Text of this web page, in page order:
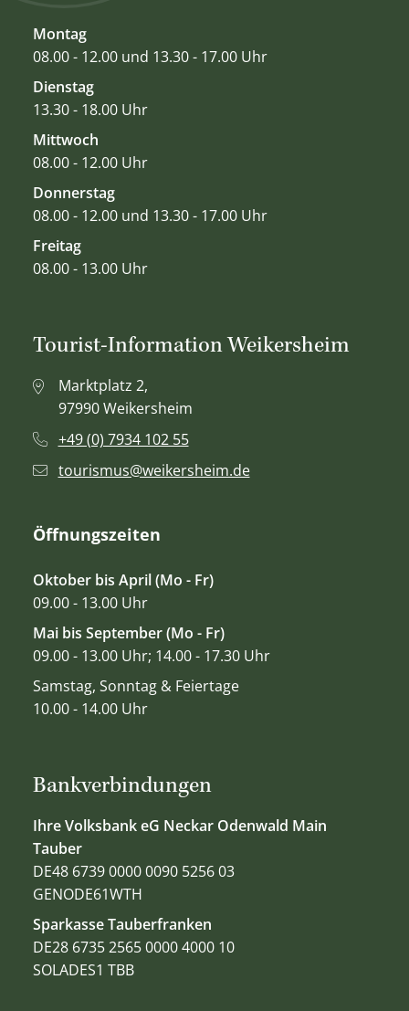
Montag
08.00 - 12.00 und 13.30 - 17.00 Uhr
Dienstag
13.30 - 18.00 Uhr
Mittwoch
08.00 - 12.00 Uhr
Donnerstag
08.00 - 12.00 und 13.30 - 17.00 Uhr
Freitag
08.00 - 13.00 Uhr
Bankverbindungen
Ihre Volksbank eG Neckar Odenwald Main
Tauber
DE48 6739 0000 0090 5256 03
GENODE61WTH
Sparkasse Tauberfranken
DE28 6735 2565 0000 4000 10
SOLADES1 TBB
Tourist-Information Weikersheim
Marktplatz 2,
97990 Weikersheim
+49 (0) 7934 102 55
tourismus@weikersheim.de
Öffnungszeiten
Oktober bis April (Mo - Fr)
09.00 - 13.00 Uhr
Mai bis September (Mo - Fr)
09.00 - 13.00 Uhr; 14.00 - 17.30 Uhr
Samstag, Sonntag & Feiertage
10.00 - 14.00 Uhr